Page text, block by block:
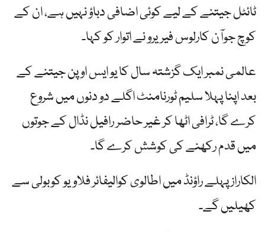
ٹائٹل جیتنے کے لیے کوئی اضافی دباؤ نہیں ہے، ان کے
کوچ جوآن کارلوس فیریرو نے اتوار کو کہا۔
عالمی نمبر ایک گزشتہ سال کا یو ایس اوپن جیتنے کے
بعد اپنا پہلا سلیم ٹورنامنٹ اگلے دو دنوں میں شروع
کرے گا، ٹرافی اٹھا کر غیر حاضر رافیل نڈال کے جوتوں
میں قدم رکھنے کی کوشش کرے گا۔
الکاراز پہلے راؤنڈ میں اطالوی کوالیفائر فلاویو کوبولی سے
کھیلیں گے۔